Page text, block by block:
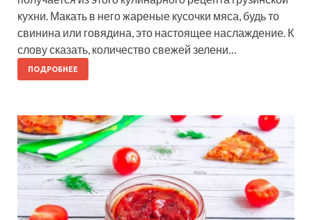
кухни. Макать в него жареные кусочки мяса, будь то
свинина или говядина, это настоящее наслаждение. К
слову сказать, количество свежей зелени…
ПОДРОБНЕЕ